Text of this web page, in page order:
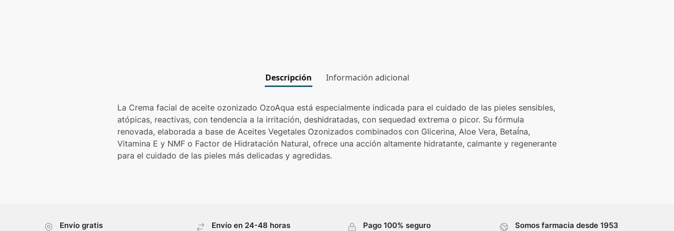
Descripción Información adicional
La Crema facial de aceite ozonizado OzoAqua está especialmente indicada para el cuidado de las pieles sensibles,
atópicas, reactivas, con tendencia a la irritación, deshidratadas, con sequedad extrema o picor. Su fórmula
renovada, elaborada a base de Aceites Vegetales Ozonizados combinados con Glicerina, Aloe Vera, BetaÍna,
Vitamina E y NMF o Factor de Hidratación Natural, ofrece una acción altamente hidratante, calmante y regenerante
para el cuidado de las pieles más delicadas y agredidas.
Envío gratis
Envío en 24-48 horas
Pago 100% seguro
Somos farmacia desde 1953